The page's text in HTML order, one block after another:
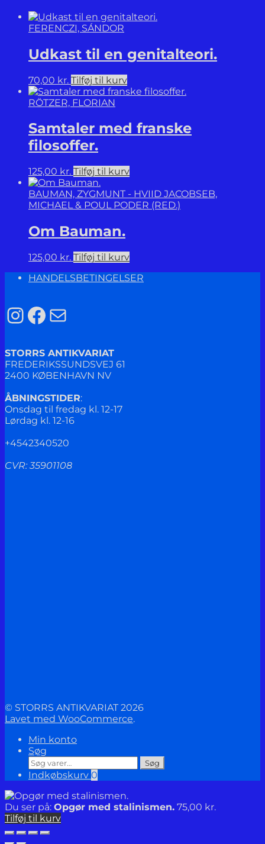
FERENCZI, SÁNDOR
Udkast til en genitalteori.
70,00 kr. Tilføj til kurv
RÖTZER, FLORIAN
Samtaler med franske
filosoffer.
125,00 kr. Tilføj til kurv
BAUMAN, ZYGMUNT - HVIID JACOBSEB,
MICHAEL & POUL PODER (RED.)
Om Bauman.
125,00 kr. Tilføj til kurv
HANDELSBETINGELSER
Instagram
Facebook
Mail
STORRS ANTIKVARIAT
FREDERIKSSUNDSVEJ 61
2400 KØBENHAVN NV
ÅBNINGSTIDER:
Onsdag til fredag kl. 12-17
Lørdag kl. 12-16
+4542340520
CVR: 35901108
© STORRS ANTIKVARIAT 2026
Lavet med WooCommerce.
Min konto
Søg
Søg
efter:
Søg
Indkøbskurv 0
Du ser på: Opgør med stalinismen. 75,00 kr.
Tilføj til kurv